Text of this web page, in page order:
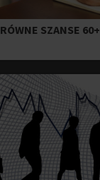
RÓWNE SZANSE 60+